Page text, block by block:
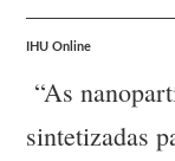
IHU Online
“As
sintetizadas